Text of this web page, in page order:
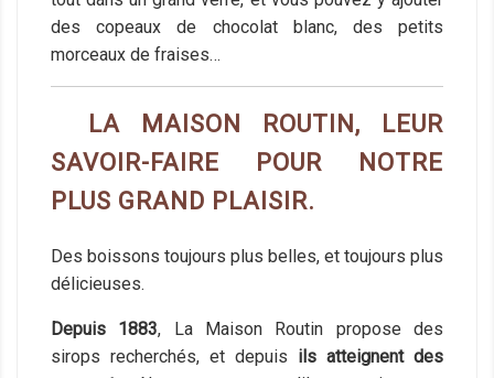
des copeaux de chocolat blanc, des petits
morceaux de fraises…
LA MAISON ROUTIN, LEUR
SAVOIR-FAIRE POUR NOTRE
PLUS GRAND PLAISIR.
Des boissons toujours plus belles, et toujours plus
délicieuses.
Depuis 1883, La Maison Routin propose des
sirops recherchés, et depuis ils atteignent des